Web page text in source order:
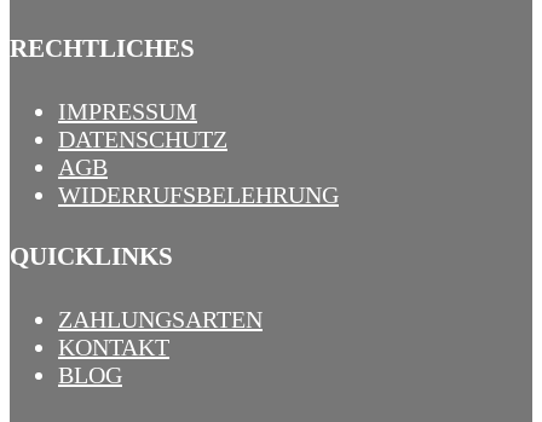
RECHTLICHES
IMPRESSUM
DATENSCHUTZ
AGB
WIDERRUFSBELEHRUNG
QUICKLINKS
ZAHLUNGSARTEN
KONTAKT
BLOG